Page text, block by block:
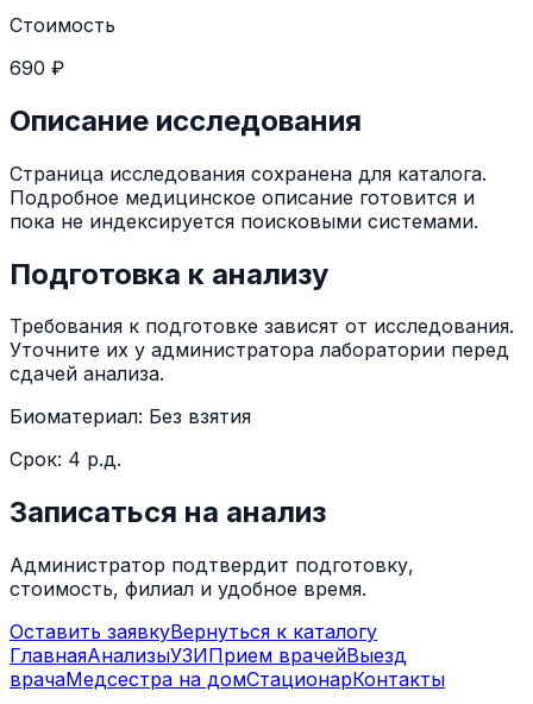
Стоимость
690 ₽
Описание исследования
Страница исследования сохранена для каталога.
Подробное медицинское описание готовится и
пока не индексируется поисковыми системами.
Подготовка к анализу
Требования к подготовке зависят от исследования.
Уточните их у администратора лаборатории перед
сдачей анализа.
Биоматериал: Без взятия
Срок: 4 р.д.
Записаться на анализ
Администратор подтвердит подготовку,
стоимость, филиал и удобное время.
Оставить заявкуВернуться к каталогу
ГлавнаяАнализыУЗИПрием врачейВыезд
врачаМедсестра на домСтационарКонтакты